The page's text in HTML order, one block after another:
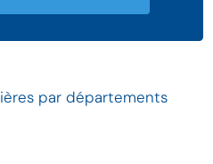
par départements